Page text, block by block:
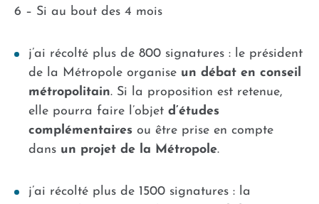
6 – Si au bout des 4 mois
j’ai récolté plus de 800 signatures : le président
de la Métropole organise un débat en conseil
métropolitain. Si la proposition est retenue,
elle pourra faire l’objet d’études
complémentaires ou être prise en compte
dans un projet de la Métropole.
j’ai récolté plus de 1500 signatures : la